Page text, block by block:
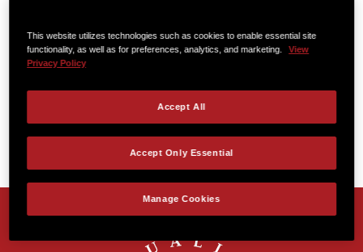
This website utilizes technologies such as cookies to enable essential site
functionality, as well as for preferences, analytics, and marketing.
View
Privacy Policy
Manage Cookies
Accept Only Essential
Accept All